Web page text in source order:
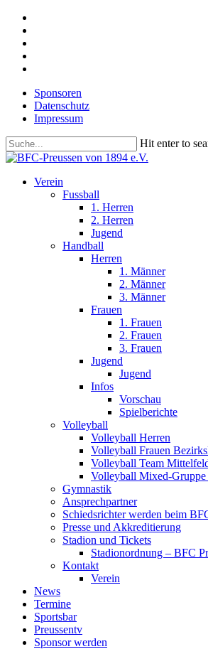
Skip
main
content
Sponsoren
Datenschutz
Impressum
Hit enter to
Close
search
Menu
Verein
Fussball
1. Herren
2. Herren
Jugend
Handball
Herren
1. Männer
2. Männer
3. Männer
Frauen
1. Frauen
2. Frauen
3. Frauen
Jugend
Jugend
Infos
Vorschau
Spielberichte
Volleyball
Volleyball Herren
Volleyball Frauen
Volleyball Team
Volleyball Mixed-Gruppe
Gymnastik
Ansprechpartner
Schiedsrichter werden beim
Presse und Akkreditierung
Stadion und Tickets
Stadionordnung – BFC
Kontakt
Verein
News
Termine
Sportsbar
Preussentv
Sponsor werden